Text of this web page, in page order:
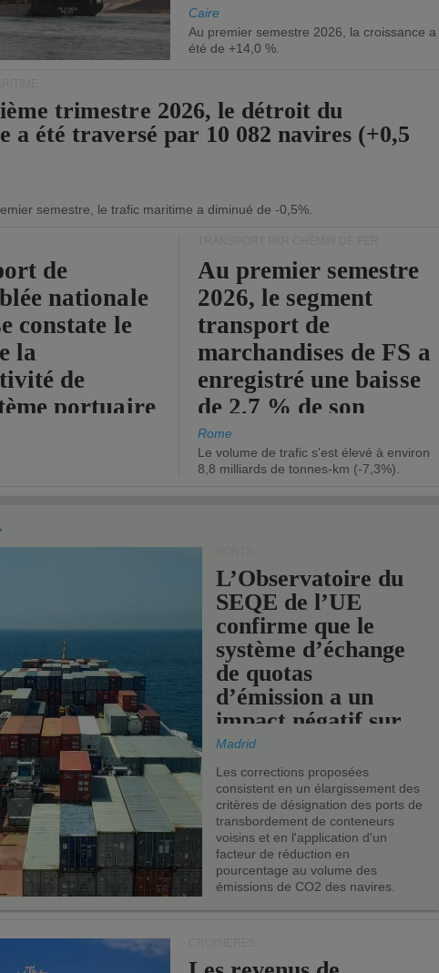
Caire
Au premier semestre 2026, la croissance a
été de +14,0 %.
trimestre 2026, le détroit du
a été traversé par 10 082 navires (+0,5
semestre, le trafic maritime a diminué de -0,5%.
de
nationale
constate le
la
de
portuaire
Au premier semestre
2026, le segment
transport de
marchandises de FS a
enregistré une baisse
de 2,7 % de son
chiffre d'affaires
opérationnel.
Rome
Le volume de trafic s'est élevé à environ
8,8 milliards de tonnes-km (-7,3%).
L’Observatoire du
SEQE de l’UE
confirme que le
système d’échange
de quotas
d’émission a un
impact négatif sur
les ports de l’UE.
Madrid
Les corrections proposées
consistent en un élargissement des
critères de désignation des ports de
transbordement de conteneurs
voisins et en l'application d'un
facteur de réduction en
pourcentage au volume des
émissions de CO2 des navires.